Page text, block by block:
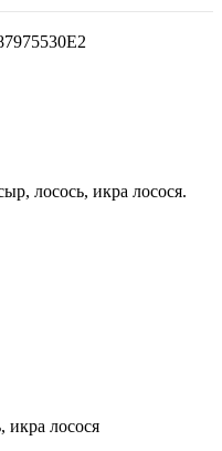
лосось, икра лосося.
икра лосося